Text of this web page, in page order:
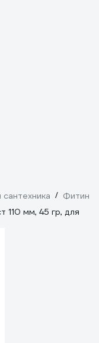
/ Фитинги